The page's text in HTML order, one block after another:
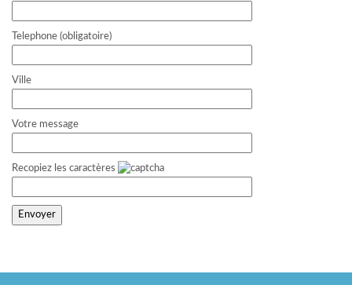
Telephone (obligatoire)
Ville
Votre message
Recopiez les caractères